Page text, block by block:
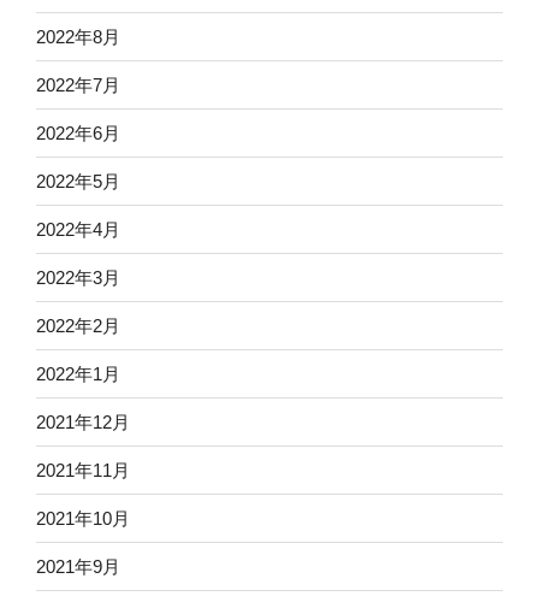
2022年8月
2022年7月
2022年6月
2022年5月
2022年4月
2022年3月
2022年2月
2022年1月
2021年12月
2021年11月
2021年10月
2021年9月